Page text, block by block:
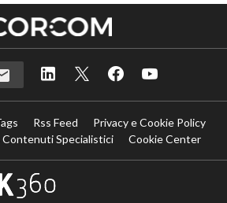
Rss Feed
Privacy e Cookie Policy
Specialistici
Cookie Center